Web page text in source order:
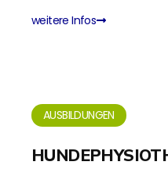
weitere Infos
AUSBILDUNGEN